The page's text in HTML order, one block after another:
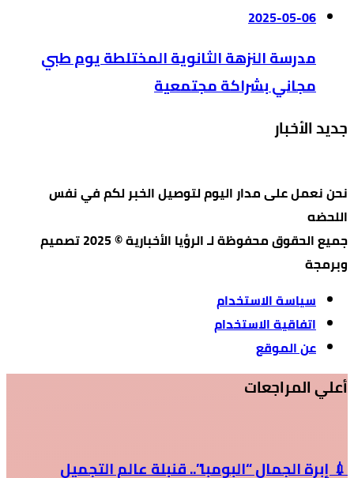
2025-05-06
مدرسة النزهة الثانوية المختلطة يوم طبي
مجاني بشراكة مجتمعية
جديد الأخبار
نحن نعمل على مدار اليوم لتوصيل الخبر لكم في نفس
اللحضه
جميع الحقوق محفوظة لـ الرؤيا الأخبارية © 2025 تصميم
وبرمجة
سياسة الاستخدام
اتفاقية الاستخدام
عن الموقع
أعلي المراجعات
💉 إبرة الجمال “البومبا”.. قنبلة عالم التجميل